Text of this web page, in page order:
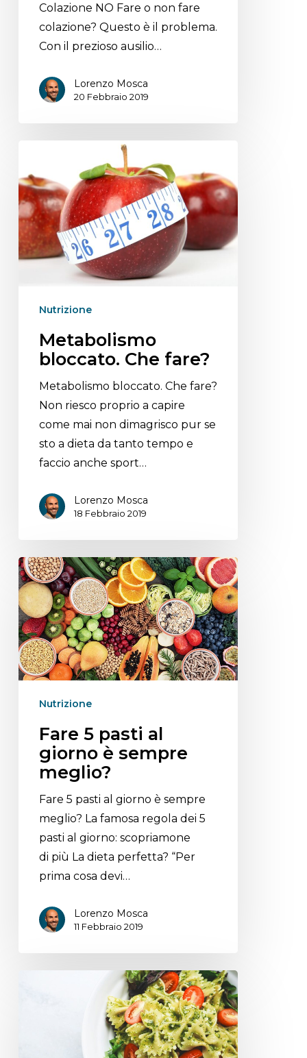
Colazione NO Fare o non fare
colazione? Questo è il problema.
Con il prezioso ausilio…
Lorenzo Mosca
20 Febbraio 2019
Nutrizione
Metabolismo
bloccato. Che fare?
Metabolismo bloccato. Che fare?
Non riesco proprio a capire
come mai non dimagrisco pur se
sto a dieta da tanto tempo e
faccio anche sport…
Lorenzo Mosca
18 Febbraio 2019
Nutrizione
Fare 5 pasti al
giorno è sempre
meglio?
Fare 5 pasti al giorno è sempre
meglio? La famosa regola dei 5
pasti al giorno: scopriamone
di più La dieta perfetta? “Per
prima cosa devi…
Lorenzo Mosca
11 Febbraio 2019